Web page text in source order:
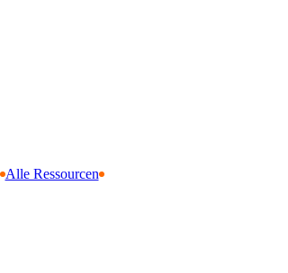
Alle Ressourcen